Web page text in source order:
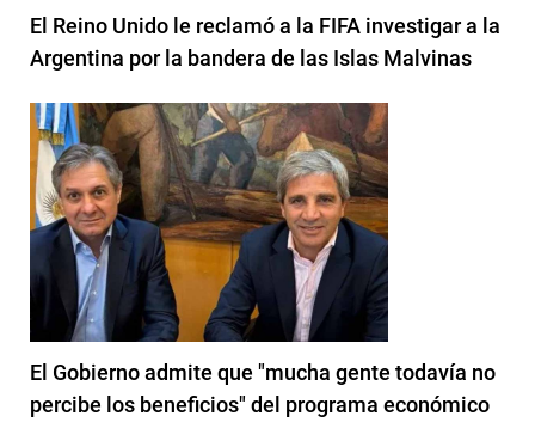
El Reino Unido le reclamó a la FIFA investigar a la
Argentina por la bandera de las Islas Malvinas
El Gobierno admite que "mucha gente todavía no
percibe los beneficios" del programa económico